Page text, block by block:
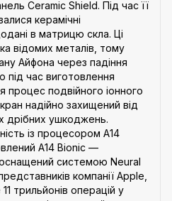
Ceramic Shield. Під час її
керамічні
в матрицю скла. Ці
відомих металів, тому
Айфона через падіння
під час виготовлення
процес подвійного іонного
надійно захищений від
дрібних ушкоджень.
із процесором A14
A14 Bionic —
системою Neural
компанії Apple,
трильйонів операцій у